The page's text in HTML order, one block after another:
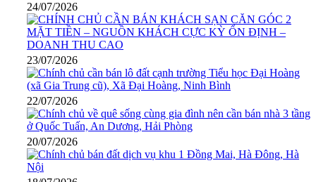
24/07/2026
23/07/2026
22/07/2026
20/07/2026